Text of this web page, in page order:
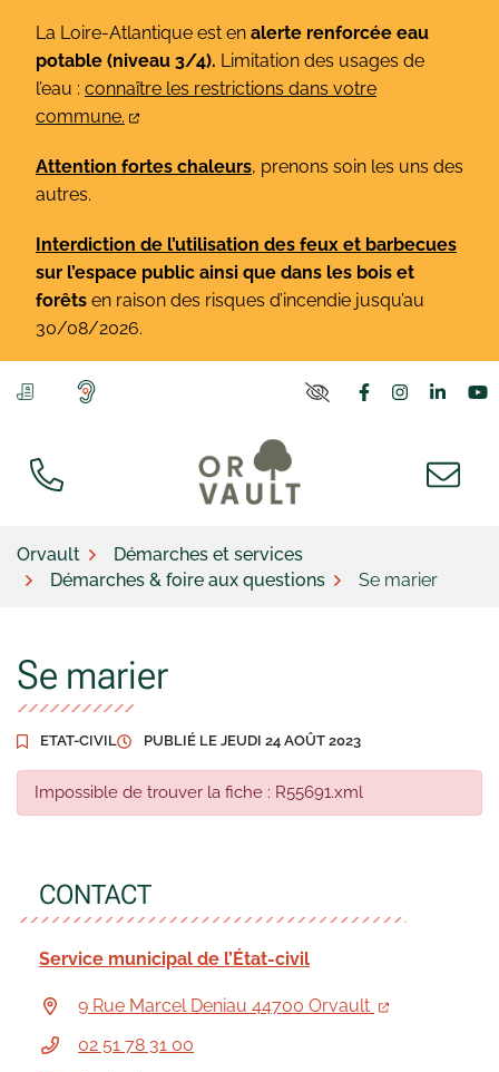
contenu
La Loire-Atlantique est en alerte renforcée eau
potable (niveau 3/4). Limitation des usages de
l’eau : connaître les restrictions dans votre
commune.
Attention fortes chaleurs, prenons soin les uns des
autres.
Interdiction de l’utilisation des feux et barbecues
sur l’espace public ainsi que dans les bois et
forêts en raison des risques d’incendie jusqu’au
30/08/2026.
Lien vers le
Lien vers
Lien
Orvault
Démarches et services
Démarches & foire aux questions
Se marier
Se marier
ETAT-CIVIL PUBLIÉ LE JEUDI 24 AOÛT 2023
Impossible de trouver la fiche : R55691.xml
CONTACT
Service municipal de l’État-civil
9 Rue Marcel Deniau 44700 Orvault
02 51 78 31 00